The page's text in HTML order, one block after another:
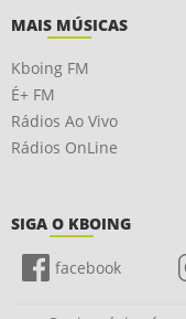
MAIS MÚSICAS
Kboing FM
É+ FM
Rádios Ao Vivo
Rádios OnLine
SIGA O KBOING
facebook